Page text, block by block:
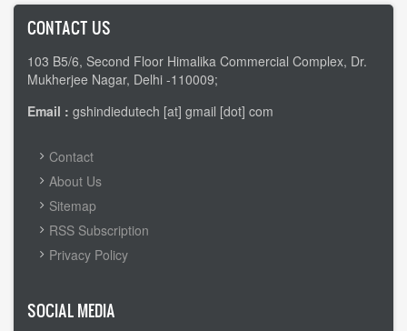
CONTACT US
103 B5/6, Second Floor Himalika Commercial Complex, Dr.
Mukherjee Nagar, Delhi -110009;
Email : gshindiedutech [at] gmail [dot] com
FOOTER
MENU
Contact
About Us
Sitemap
RSS Subscription
Privacy Policy
SOCIAL MEDIA